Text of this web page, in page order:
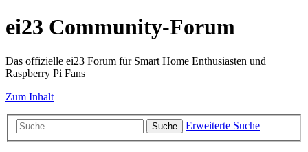
ei23 Community-Forum
Das offizielle ei23 Forum für Smart Home Enthusiasten und
Raspberry Pi Fans
Zum Inhalt
Suche Erweiterte Suche